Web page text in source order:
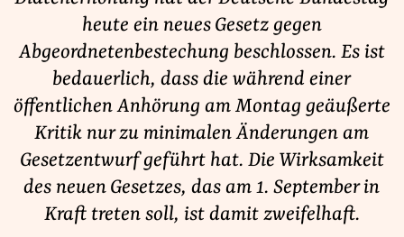
Lobbykontrolle und Regeln
Lobbyismus und Klima
Macht der Digitalkonzerne
Spenden & Fördern
Fördermitglied werden
Geschenkspende
Bußgelder und Geldauflagen
heute ein neues Gesetz gegen
Abgeordnetenbestechung beschlossen. Es ist
bedauerlich, dass die während einer
öffentlichen Anhörung am Montag geäußerte
Kritik nur zu minimalen Änderungen am
Gesetzentwurf geführt hat. Die Wirksamkeit
des neuen Gesetzes, das am 1. September in
Kraft treten soll, ist damit zweifelhaft.